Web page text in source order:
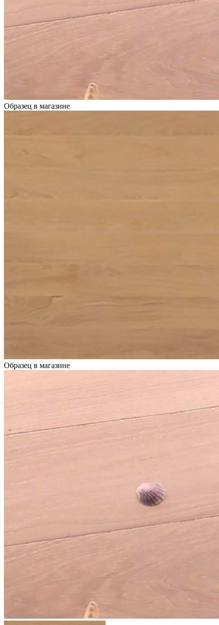
Образец в магазине
Образец в магазине